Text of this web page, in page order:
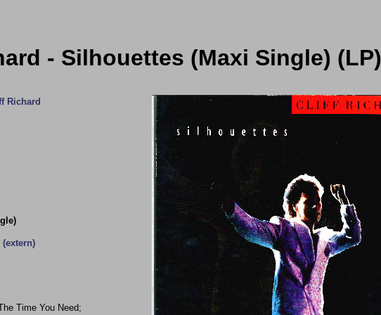
- Silhouettes (Maxi Single) (LP)
Richard
(extern)
Time You Need;